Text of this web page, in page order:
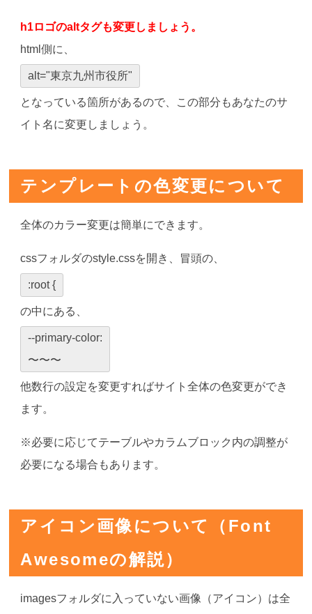
h1ロゴのaltタグも変更しましょう。
html側に、
alt="東京九州市役所"
となっている箇所があるので、この部分もあなたのサ
イト名に変更しましょう。
テンプレートの色変更について
全体のカラー変更は簡単にできます。
cssフォルダのstyle.cssを開き、冒頭の、
:root {
の中にある、
--primary-color:
〜〜〜
他数行の設定を変更すればサイト全体の色変更ができ
ます。
※必要に応じてテーブルやカラムブロック内の調整が
必要になる場合もあります。
アイコン画像について（Font
Awesomeの解説）
imagesフォルダに入っていない画像（アイコン）は全